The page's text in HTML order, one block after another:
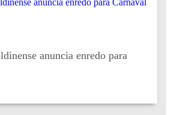
anuncia enredo para